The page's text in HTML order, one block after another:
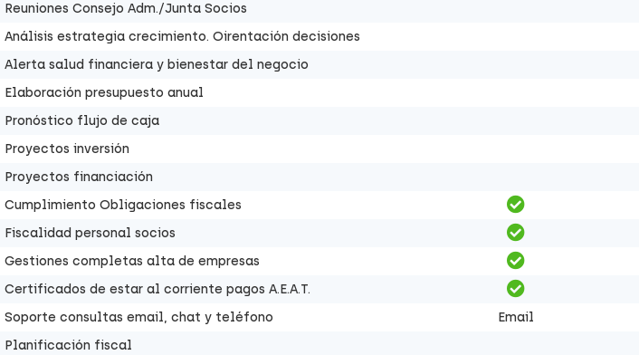
Reuniones Consejo Adm./Junta Socios
Análisis estrategia crecimiento. Oirentación decisiones
Alerta salud financiera y bienestar del negocio
Elaboración presupuesto anual
Pronóstico flujo de caja
Proyectos inversión
Proyectos financiación
Cumplimiento Obligaciones fiscales
Fiscalidad personal socios
Gestiones completas alta de empresas
Certificados de estar al corriente pagos A.E.A.T.
Soporte consultas email, chat y teléfono
Email
Planificación fiscal